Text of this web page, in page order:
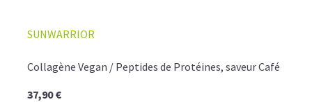
SUNWARRIOR
Collagène Vegan / Peptides de Protéines, saveur Café
37,90 €